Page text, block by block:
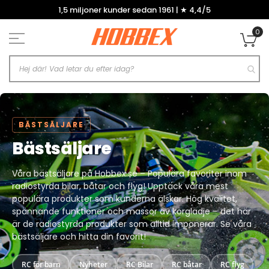
Hoppa
1,5 miljoner kunder sedan 1961 | ★ 4,4/5
0
BÄSTSÄLJARE
Bästsäljare
Våra bästsäljare på Hobbex.se – Populära favoriter inom
radiostyrda bilar, båtar och flyg! Upptäck våra mest
populära produkter som kunderna älskar. Hög kvalitet,
spännande funktioner och massor av körglädje – det här
är de radiostyrda produkter som alltid imponerar. Se våra
bästsäljare och hitta din favorit!
RC för barn Nyheter RC Bilar RC båtar RC flyg